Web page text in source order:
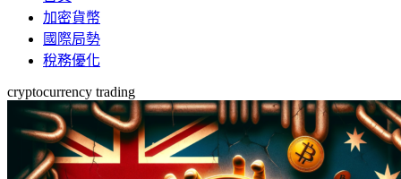
加密貨幣
國際局勢
稅務優化
cryptocurrency trading